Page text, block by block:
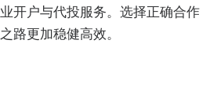
开户与代投服务。选择正确合作
路更加稳健高效。